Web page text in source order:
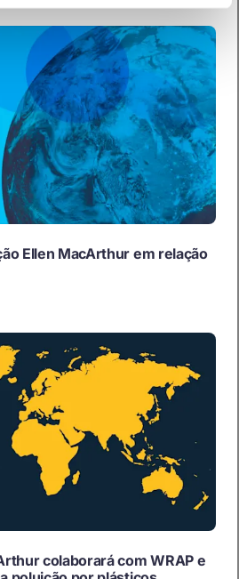
Ellen MacArthur em relação
colaborará com WRAP e